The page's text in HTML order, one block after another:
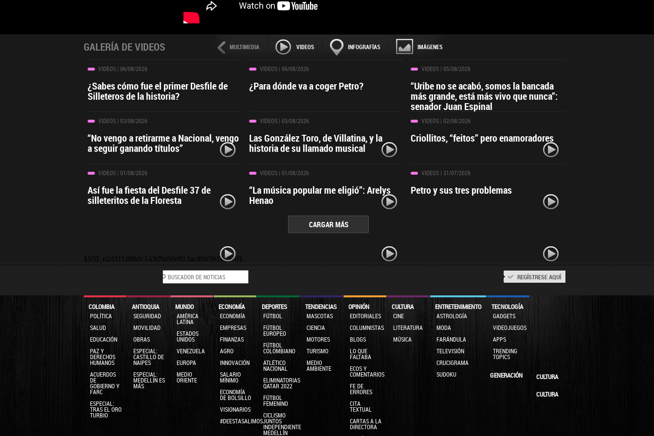
MULTIMEDIA VIDEOS INFOGRAFÍAS IMÁGENES
GALERÍA DE VIDEOS
VIDEOS| 06/08/2026
¿Sabes cómo fue el primer Desfile de
Silleteros de la historia?
VIDEOS| 06/08/2026
¿Para dónde va a coger Petro?
VIDEOS| 05/08/2026
“Uribe no se acabó, somos la bancada
más grande, está más vivo que nunca”:
senador Juan Espinal
VIDEOS| 03/08/2026
“No vengo a retirarme a Nacional, vengo
a seguir ganando títulos”
VIDEOS| 03/08/2026
Las González Toro, de Villatina, y la
historia de su llamado musical
VIDEOS| 02/08/2026
Criollitos, “feitos” pero enamoradores
VIDEOS| 01/08/2026
Así fue la fiesta del Desfile 37 de
silleteritos de la Floresta
VIDEOS| 01/08/2026
“La música popular me eligió”: Arelys
Henao
VIDEOS| 31/07/2026
Petro y sus tres problemas
CARGAR MÁS
§SSI_e2d311d8bdc143d9a88e813acdbb5b1d_SSI§
REGÍSTRESE AQUÍ
COLOMBIA
POLÍTICA
SALUD
EDUCACIÓN
PAZ Y
DERECHOS
HUMANOS
ACUERDOS
DE
GOBIERNO Y
FARC
ESPECIAL:
TRAS EL ORO
TURBIO
ANTIOQUIA
SEGURIDAD
MOVILIDAD
OBRAS
ESPECIAL:
CASTILLO DE
NAIPES
ESPECIAL:
MEDELLÍN ES
MÁS
MUNDO
AMÉRICA
LATINA
ESTADOS
UNIDOS
VENEZUELA
EUROPA
MEDIO
ORIENTE
ECONOMÍA
ECONOMÍA
EMPRESAS
FINANZAS
AGRO
INNOVACIÓN
SALARIO
MÍNIMO
ECONOMÍA
DE BOLSILLO
VISIONARIOS
#DEESTASALIMOSJUNTOS
DEPORTES
FÚTBOL
FÚTBOL
EUROPEO
FÚTBOL
COLOMBIANO
ATLÉTICO
NACIONAL
ELIMINATORIAS
QATAR 2022
FÚTBOL
FEMENINO
CICLISMO
INDEPENDIENTE
MEDELLÍN
TENDENCIAS
MASCOTAS
CIENCIA
MOTORES
TURISMO
MEDIO
AMBIENTE
OPINIÓN
EDITORIALES
COLUMNISTAS
BLOGS
LO QUE
FALTABA
ECOS Y
COMENTARIOS
FE DE
ERRORES
CITA
TEXTUAL
CARTAS A LA
DIRECTORA
CULTURA
CINE
LITERATURA
MÚSICA
ENTRETENIMIENTO
ASTROLOGÍA
MODA
FARÁNDULA
TELEVISIÓN
CRUCIGRAMA
SUDOKU
TECNOLOGÍA
GADGETS
VIDEOJUEGOS
APPS
TRENDING
TOPICS
GENERACIÓN
CULTURA
CULTURA